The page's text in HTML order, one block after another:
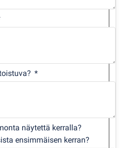
näytettä kerralla?
ensimmäisen kerran?